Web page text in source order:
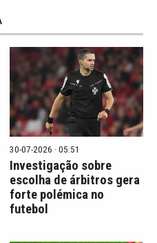
30-07-2026 · 05:51
Investigação sobre
escolha de árbitros gera
forte polémica no
futebol